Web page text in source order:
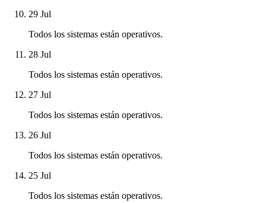
29 Jul
Todos los sistemas están operativos.
28 Jul
Todos los sistemas están operativos.
27 Jul
Todos los sistemas están operativos.
26 Jul
Todos los sistemas están operativos.
25 Jul
Todos los sistemas están operativos.